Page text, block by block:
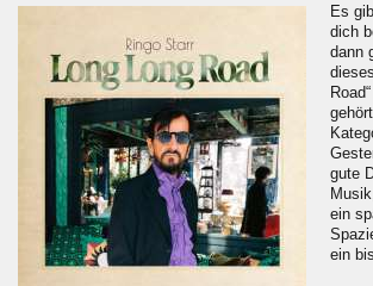
Es
dich
dann
gute
ein
ein